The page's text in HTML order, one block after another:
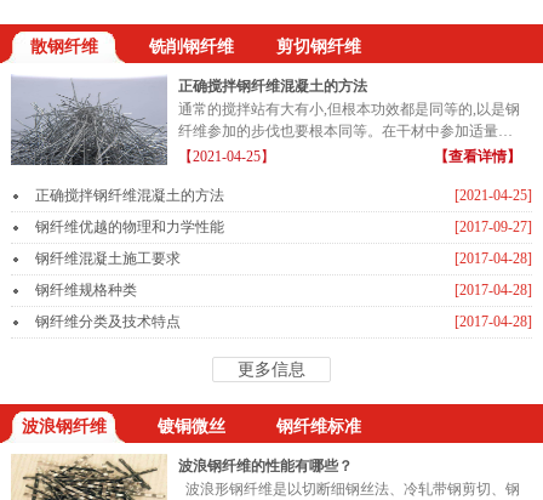
散钢纤维 铣削钢纤维 剪切钢纤维
正确搅拌钢纤维混凝土的方法
通常的搅拌站有大有小,但根本功效都是同等的,以是钢
纤维参加的步伐也要根本同等。在干材中参加适量的
钢纤维...
【2021-04-25】 【查看详情】
[2021-04-25]
正确搅拌钢纤维混凝土的方法
[2017-09-27]
钢纤维优越的物理和力学性能
[2017-04-28]
钢纤维混凝土施工要求
[2017-04-28]
钢纤维规格种类
[2017-04-28]
钢纤维分类及技术特点
更多信息
波浪钢纤维 镀铜微丝 钢纤维标准
波浪钢纤维的性能有哪些？
波浪形钢纤维是以切断细钢丝法、冷轧带钢剪切、钢